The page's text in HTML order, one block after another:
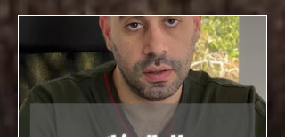
بين الألم الطبيعي والخطير مهم لتجنب
تطور الحالة. 🔴 متى يكون الم الأسنان
خطير؟ الم الاسنان الشديد ومفاجئ ألم
يزيد مع الضغط أو المضغ هذه علامات تدل
أن المشكلة ليست بسيطة 🔴 أعراض